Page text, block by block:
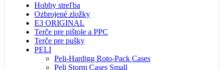
Hobby streľba
Ozbrojené zložky
E3 ORIGINAL
Terče pre pištole a PPC
Terče pre pušky
PELI
Peli-Hardigg Roto-Pack Cases
Peli Storm Cases Small